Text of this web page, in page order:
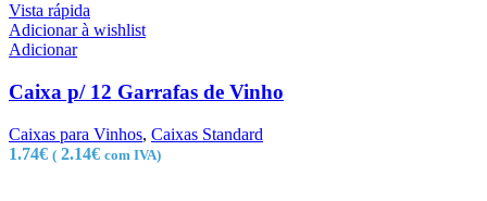
Vista rápida
Adicionar à wishlist
Adicionar
Caixa p/ 12 Garrafas de Vinho
Caixas para Vinhos, Caixas Standard
1.74€ ( 2.14€ com IVA)